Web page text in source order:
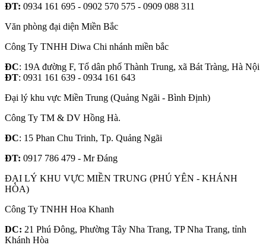
ĐT: 0934 161 695 - 0902 570 575 - 0909 088 311
Văn phòng đại diện Miền Bắc
Công Ty TNHH Diwa Chi nhánh miền bắc
ĐC: 19A đường F, Tổ dân phố Thành Trung, xã Bát Tràng, Hà Nội
ĐT: 0931 161 639 - 0934 161 643
Đại lý khu vực Miền Trung (Quảng Ngãi - Bình Định)
Công Ty TM & DV Hồng Hà.
ĐC: 15 Phan Chu Trinh, Tp. Quảng Ngãi
ĐT: 0917 786 479 - Mr Đáng
ĐẠI LÝ KHU VỰC MIỀN TRUNG (PHÚ YÊN - KHÁNH
HÒA)
Công Ty TNHH Hoa Khanh
DC: 21 Phú Đông, Phường Tây Nha Trang, TP Nha Trang, tỉnh
Khánh Hòa